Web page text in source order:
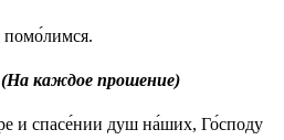
(На каждое прошение)
и спасе́нии душ на́ших, Го́споду